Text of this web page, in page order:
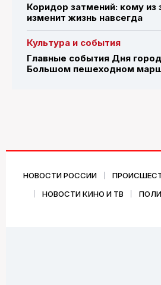
Коридор затмений: кому из
изменит жизнь навсегда
Культура и события
Главные события Дня
Большом пешеходном
НОВОСТИ РОССИИ
НОВОСТИ КИНО И ТВ